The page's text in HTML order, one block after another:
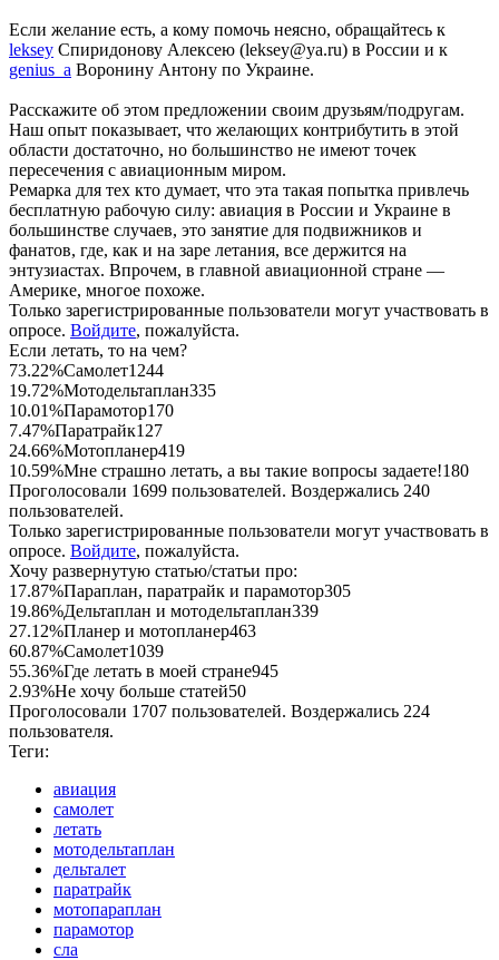
Если желание есть, а кому помочь неясно, обращайтесь к
leksey Спиридонову Алексею (leksey@ya.ru) в России и к
genius_a Воронину Антону по Украине.
Расскажите об этом предложении своим друзьям/подругам.
Наш опыт показывает, что желающих контрибутить в этой
области достаточно, но большинство не имеют точек
пересечения с авиационным миром.
Ремарка для тех кто думает, что эта такая попытка привлечь
бесплатную рабочую силу: авиация в России и Украине в
большинстве случаев, это занятие для подвижников и
фанатов, где, как и на заре летания, все держится на
энтузиастах. Впрочем, в главной авиационной стране —
Америке, многое похоже.
Только зарегистрированные пользователи могут участвовать в
опросе. Войдите, пожалуйста.
Если летать, то на чем?
73.22%Самолет1244
19.72%Мотодельтаплан335
10.01%Парамотор170
7.47%Паратрайк127
24.66%Мотопланер419
10.59%Мне страшно летать, а вы такие вопросы задаете!180
Проголосовали 1699 пользователей. Воздержались 240
пользователей.
Только зарегистрированные пользователи могут участвовать в
опросе. Войдите, пожалуйста.
Хочу развернутую статью/статьи про:
17.87%Параплан, паратрайк и парамотор305
19.86%Дельтаплан и мотодельтаплан339
27.12%Планер и мотопланер463
60.87%Самолет1039
55.36%Где летать в моей стране945
2.93%Не хочу больше статей50
Проголосовали 1707 пользователей. Воздержались 224
пользователя.
Теги:
авиация
самолет
летать
мотодельтаплан
дельталет
паратрайк
мотопараплан
парамотор
сла